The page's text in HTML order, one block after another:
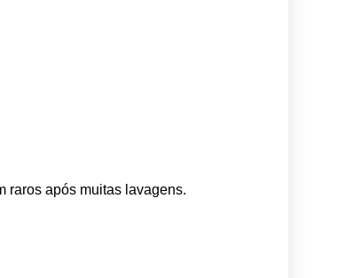
raros após muitas lavagens.